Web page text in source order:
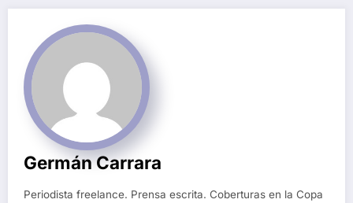
Germán Carrara
Periodista freelance. Prensa escrita. Coberturas en la Copa